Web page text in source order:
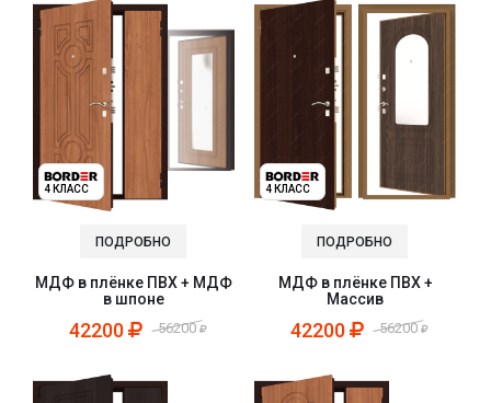
4 КЛАСС
ПОДРОБНО
МДФ в плёнке ПВХ + МДФ
в шпоне
42200 56200
4 КЛАСС
ПОДРОБНО
МДФ в плёнке ПВХ +
Массив
42200 56200